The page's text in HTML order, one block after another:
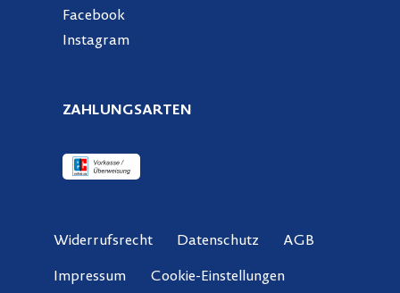
Facebook
Instagram
ZAHLUNGSARTEN
Widerrufsrecht Datenschutz AGB
Impressum Cookie-Einstellungen